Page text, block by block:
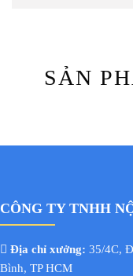
SẢN
CÔNG TY TNHH
Địa chỉ xưởng: 35/4C,
Bình, TP HCM